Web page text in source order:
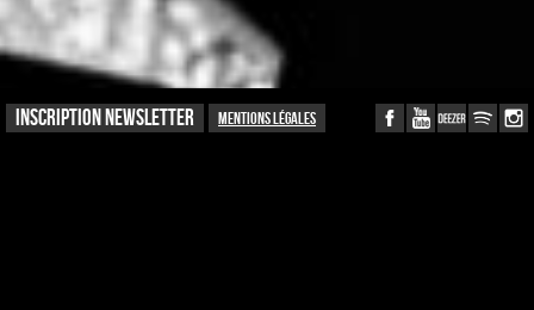
INSCRIPTION NEWSLETTER Mentions légales